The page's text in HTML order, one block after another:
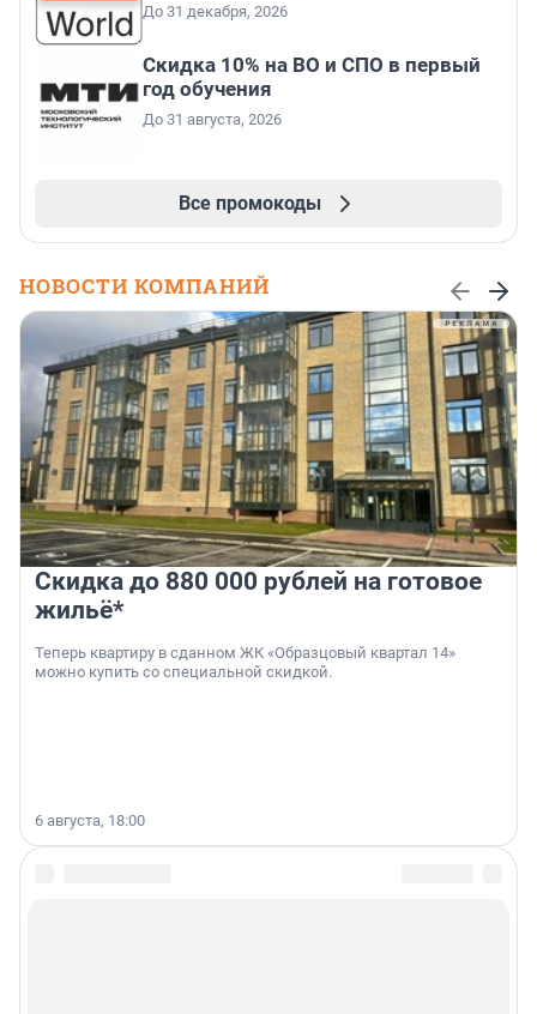
До 31 декабря, 2026
Скидка 10% на ВО и СПО в первый
год обучения
До 31 августа, 2026
Все промокоды
НОВОСТИ КОМПАНИЙ
Скидка до 880 000 рублей на готовое
жильё*
Теперь квартиру в сданном ЖК «Образцовый квартал 14»
можно купить со специальной скидкой.
6 августа, 18:00